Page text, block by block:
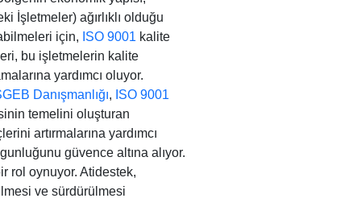
İşletmeler) ağırlıklı olduğu
için, ISO 9001 kalite
bu işletmelerin kalite
yardımcı oluyor.
Danışmanlığı, ISO 9001
temelini oluşturan
artırmalarına yardımcı
güvence altına alıyor.
rol oynuyor. Atidestek,
ve sürdürülmesi